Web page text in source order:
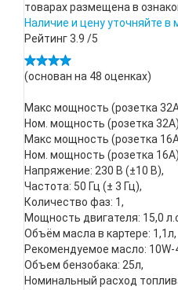
товарах размещена в
Наличие и цену уточняйте в
Рейтинг3.9 /5
(основан на 48 оценках)
Макс мощность (розетка
Ном. мощность (розетка
Макс мощность (розетка
Ном. мощность (розетка
Напряжение: 230 В (±10 В),
Частота: 50 Гц (± 3 Гц),
Количество фаз: 1,
Мощность двигателя: 15,0
Объём масла в картере: 1,1л,
Рекомендуемое масло: 10W-
Объем бензобака: 25л,
Номинальный расход